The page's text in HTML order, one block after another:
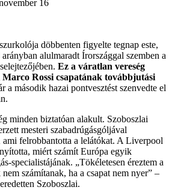
16
döbbenten figyelte tegnap este,
alulmaradt Írországgal szemben a
Ez a váratlan vereség
Rossi csapatának továbbjutási
a második hazai pontvesztést szenvedte el
minden biztatóan alakult. Szoboszlai
mesteri szabadrúgásgóljával
ami felrobbantotta a lelátókat. A Liverpool
miért számít Európa egyik
specialistájának. „Tökéletesen éreztem a
számítanak, ha a csapat nem nyer” –
Szoboszlai.